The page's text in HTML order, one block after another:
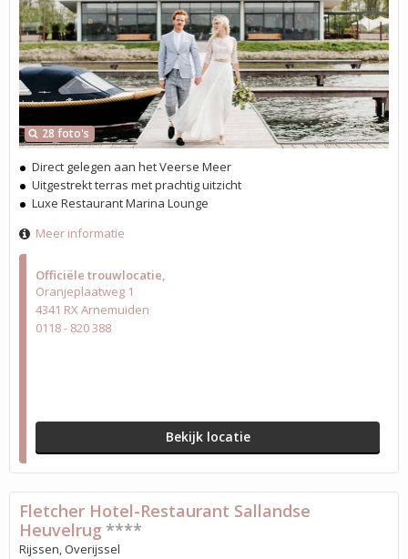
Officiële trouwlocatie
Oranjeplaatweg 1
4341 RX Arnemuiden
0118 - 820 388
Bekijk locatie
28 foto's
Direct gelegen aan het Veerse Meer
Uitgestrekt terras met prachtig uitzicht
Luxe Restaurant Marina Lounge
Meer informatie
Fletcher Hotel-Restaurant Sallandse
Heuvelrug ****
Rijssen, Overijssel